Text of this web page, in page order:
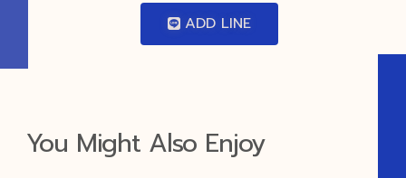
ADD LINE
You Might Also Enjoy